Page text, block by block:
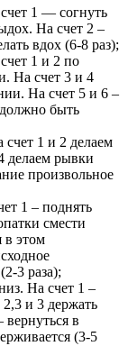
1 — согнуть
На счет 2 –
вдох (6-8 раз);
1 и 2 по
На счет 3 и 4
На счет 5 и 6 –
быть
1 и 2 делаем
делаем рывки
произвольное
1 – поднять
смести
в этом
3 раза);
На счет 1 –
и 3 держать
в
(3-5